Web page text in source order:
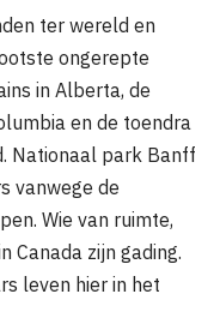
ter wereld en
ongerepte
in Alberta, de
en de toendra
Nationaal park Banff
vanwege de
Wie van ruimte,
Canada zijn gading.
leven hier in het